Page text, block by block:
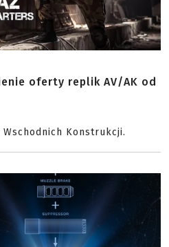
oferty replik AV/AK od
Konstrukcji.